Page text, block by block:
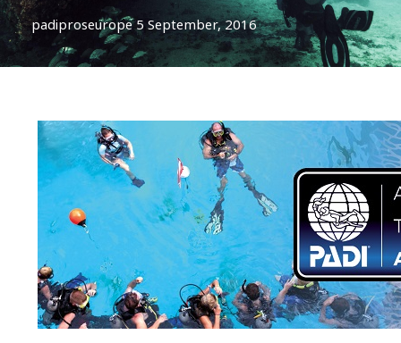
padiproseurope 5 September, 2016